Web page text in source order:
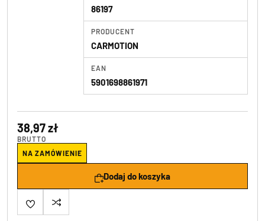
86197
PRODUCENT
CARMOTION
EAN
5901698861971
38,97 zł
BRUTTO
NA ZAMÓWIENIE
Dodaj do koszyka